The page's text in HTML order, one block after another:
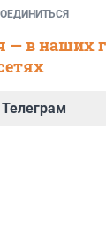
— в наших
Телеграм